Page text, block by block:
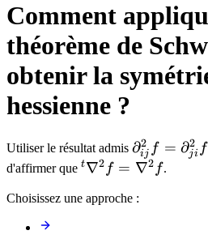
Comment
théorème de
obtenir la
hessienne ?
Utiliser le résultat admis
f =
f
∂ij
2 f = ∂ji
2 f
d'affirmer que {}^t
f =
t∇2 f = ∇2 f.
Choisissez une approche :